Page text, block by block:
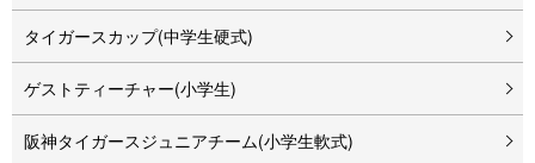
タイガースカップ(中学生硬式)
ゲストティーチャー(小学生)
阪神タイガースジュニアチーム(小学生軟式)